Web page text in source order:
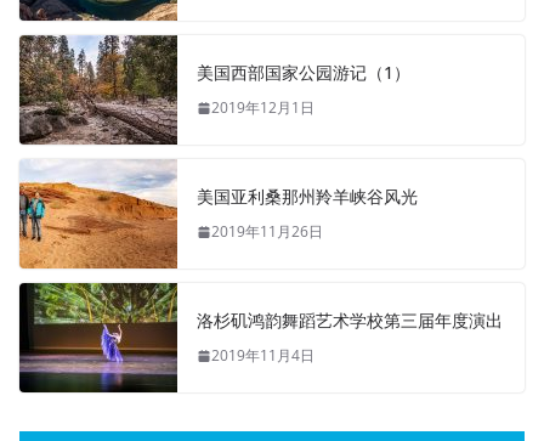
美国西部国家公园游记（1）
2019年12月1日
美国亚利桑那州羚羊峡谷风光
2019年11月26日
洛杉矶鸿韵舞蹈艺术学校第三届年度演出
2019年11月4日